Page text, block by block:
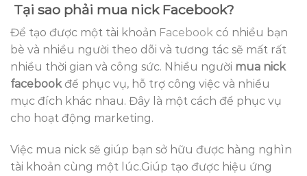
Tại sao phải mua nick Facebook?
Để tạo được một tài khoản Facebook có nhiều bạn
bè và nhiều người theo dõi và tương tác sẽ mất rất
nhiều thời gian và công sức. Nhiều người mua nick
facebookđể phục vụ, hỗ trợ công việc và nhiều
mục đích khác nhau. Đây là một cách để phục vụ
cho hoạt động marketing.
Việc mua nick sẽ giúp bạn sở hữu được hàng nghìn
tài khoản cùng một lúc.Giúp tạo được hiệu ứng